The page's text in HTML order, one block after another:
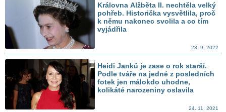
Královna Alžběta II. nechtěla velký
pohřeb. Historička vysvětlila, proč
k němu nakonec svolila a co tím
vyjádřila
23. 9. 2022
Heidi Janků je zase o rok starší.
Podle tváře na jedné z posledních
fotek jen málokdo uhodne,
kolikáté narozeniny oslavila
24. 11. 2021